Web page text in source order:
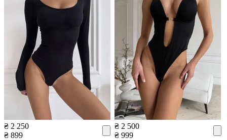
₴ 2 250
₴ 899
₴ 2 500
₴ 999